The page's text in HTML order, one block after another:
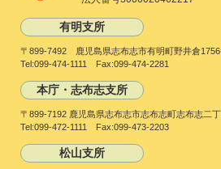
有明支所
〒899-7492 鹿児島県志布志市有明町野井倉
Tel:099-474-1111 Fax:099-474-2281
本庁・志布志支所
〒899-7192 鹿児島県志布志市志布志町志布志二
Tel:099-472-1111 Fax:099-473-2203
松山支所